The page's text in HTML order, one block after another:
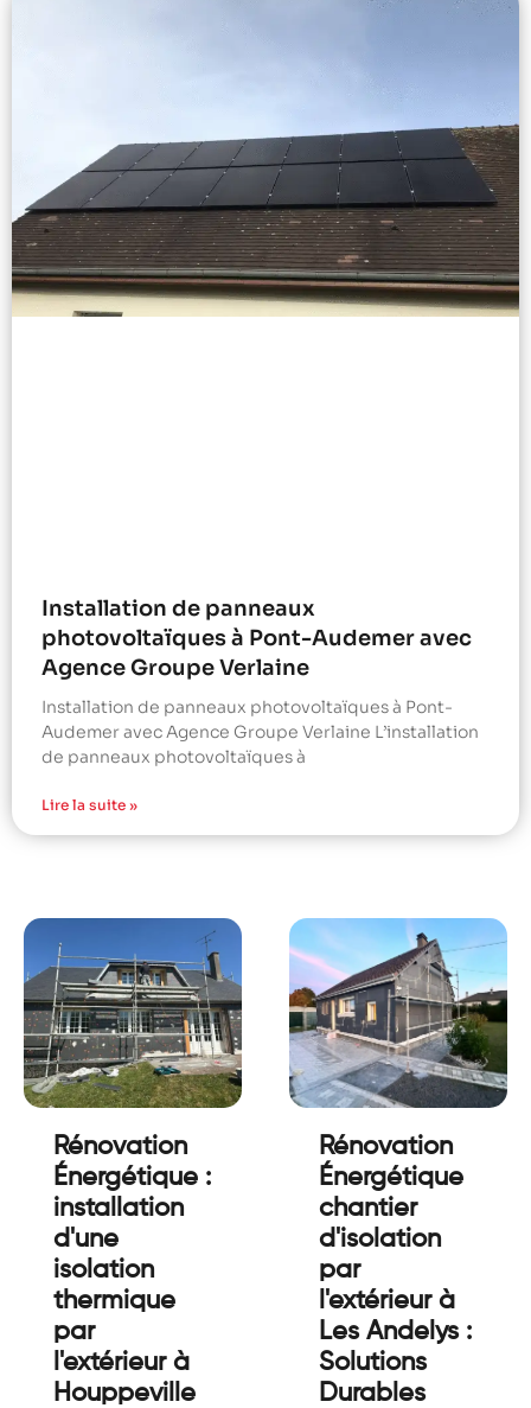
Installation de panneaux
photovoltaïques à Pont-Audemer avec
Agence Groupe Verlaine
Installation de panneaux photovoltaïques à Pont-
Audemer avec Agence Groupe Verlaine L’installation
de panneaux photovoltaïques à
Lire la suite »
Rénovation
Énergétique :
installation
d'une
isolation
thermique
par
l'extérieur à
Houppeville
Rénovation
Énergétique
chantier
d'isolation
par
l'extérieur à
Les Andelys :
Solutions
Durables